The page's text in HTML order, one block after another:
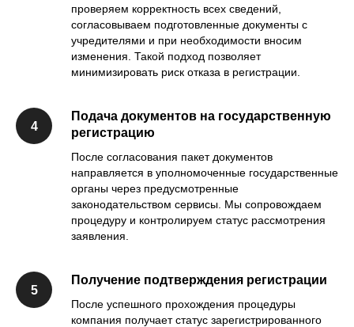
проверяем корректность всех сведений,
согласовываем подготовленные документы с
учредителями и при необходимости вносим
изменения. Такой подход позволяет
минимизировать риск отказа в регистрации.
Подача документов на государственную
регистрацию
После согласования пакет документов
направляется в уполномоченные государственные
органы через предусмотренные
законодательством сервисы. Мы сопровождаем
процедуру и контролируем статус рассмотрения
заявления.
Получение подтверждения регистрации
После успешного прохождения процедуры
компания получает статус зарегистрированного